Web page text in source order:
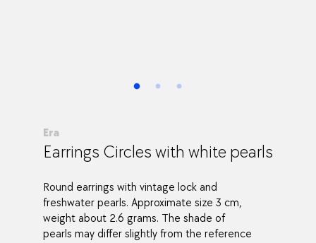
Era
Earrings Circles with white pearls
Round earrings with vintage lock and
freshwater pearls. Approximate size 3 cm,
weight about 2.6 grams. The shade of
pearls may differ slightly from the reference